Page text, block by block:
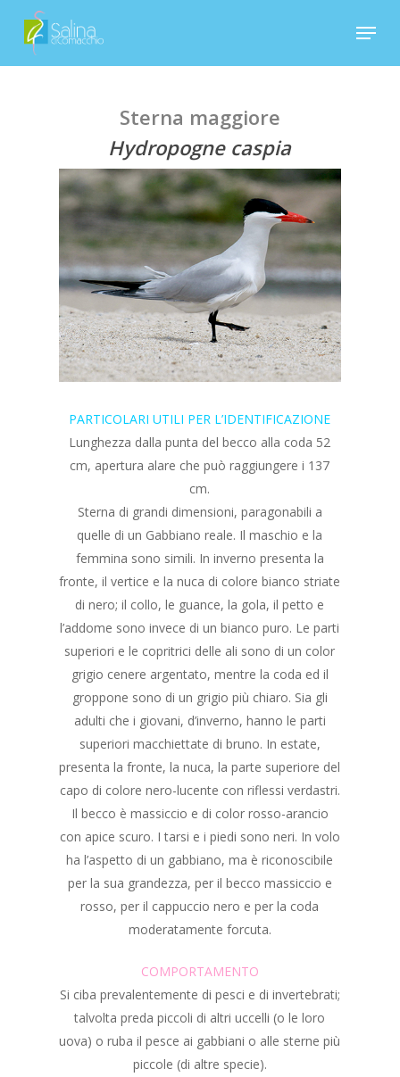
Menu
Sterna maggiore
Hydropogne caspia
PARTICOLARI UTILI PER L’IDENTIFICAZIONE
Lunghezza dalla punta del becco alla coda 52
cm, apertura alare che può raggiungere i 137
cm.
Sterna di grandi dimensioni, paragonabili a
quelle di un Gabbiano reale. Il maschio e la
femmina sono simili. In inverno presenta la
fronte, il vertice e la nuca di colore bianco striate
di nero; il collo, le guance, la gola, il petto e
l’addome sono invece di un bianco puro. Le parti
superiori e le copritrici delle ali sono di un color
grigio cenere argentato, mentre la coda ed il
groppone sono di un grigio più chiaro. Sia gli
adulti che i giovani, d’inverno, hanno le parti
superiori macchiettate di bruno. In estate,
presenta la fronte, la nuca, la parte superiore del
capo di colore nero-lucente con riflessi verdastri.
Il becco è massiccio e di color rosso-arancio
con apice scuro. I tarsi e i piedi sono neri. In volo
ha l’aspetto di un gabbiano, ma è riconoscibile
per la sua grandezza, per il becco massiccio e
rosso, per il cappuccio nero e per la coda
moderatamente forcuta.
COMPORTAMENTO
Si ciba prevalentemente di pesci e di invertebrati;
talvolta preda piccoli di altri uccelli (o le loro
uova) o ruba il pesce ai gabbiani o alle sterne più
piccole (di altre specie).